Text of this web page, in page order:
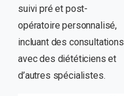
suivi pré et post-
opératoire personnalisé,
incluant des consultations
avec des diététiciens et
d’autres spécialistes.